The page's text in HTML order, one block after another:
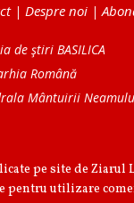
| Despre noi |
de ştiri BASILICA
Română
Mântuirii
pe site de
pentru utilizare